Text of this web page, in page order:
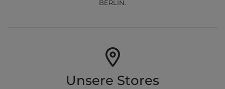
BERLIN.
Unsere Stores